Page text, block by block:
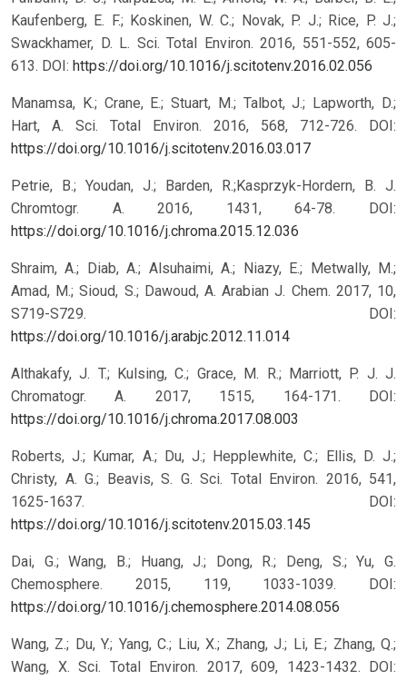
Kaufenberg, E. F.; Koskinen, W. C.; Novak, P. J.; Rice, P. J.;
Swackhamer, D. L. Sci. Total Environ. 2016, 551-552, 605-
613. DOI: https://doi.org/10.1016/j.scitotenv.2016.02.056
Manamsa, K.; Crane, E.; Stuart, M.; Talbot, J.; Lapworth, D.;
Hart, A. Sci. Total Environ. 2016, 568, 712-726. DOI:
https://doi.org/10.1016/j.scitotenv.2016.03.017
Petrie, B.; Youdan, J.; Barden, R.;Kasprzyk-Hordern, B. J.
Chromtogr. A. 2016, 1431, 64-78. DOI:
https://doi.org/10.1016/j.chroma.2015.12.036
Shraim, A.; Diab, A.; Alsuhaimi, A.; Niazy, E.; Metwally, M.;
Amad, M.; Sioud, S.; Dawoud, A. Arabian J. Chem. 2017, 10,
S719-S729. DOI:
https://doi.org/10.1016/j.arabjc.2012.11.014
Althakafy, J. T.; Kulsing, C.; Grace, M. R.; Marriott, P. J. J.
Chromatogr. A. 2017, 1515, 164-171. DOI:
https://doi.org/10.1016/j.chroma.2017.08.003
Roberts, J.; Kumar, A.; Du, J.; Hepplewhite, C.; Ellis, D. J.;
Christy, A. G.; Beavis, S. G. Sci. Total Environ. 2016, 541,
1625-1637. DOI:
https://doi.org/10.1016/j.scitotenv.2015.03.145
Dai, G.; Wang, B.; Huang, J.; Dong, R.; Deng, S.; Yu, G.
Chemosphere. 2015, 119, 1033-1039. DOI:
https://doi.org/10.1016/j.chemosphere.2014.08.056
Wang, Z.; Du, Y.; Yang, C.; Liu, X.; Zhang, J.; Li, E.; Zhang, Q.;
Wang, X. Sci. Total Environ. 2017, 609, 1423-1432. DOI: